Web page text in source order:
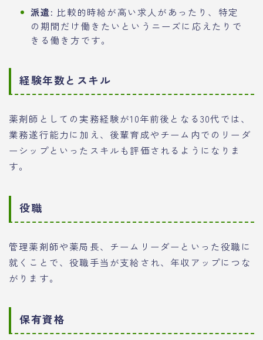
派遣: 比較的時給が高い求人があったり、特定
の期間だけ働きたいというニーズに応えたりで
きる働き方です。
経験年数とスキル
薬剤師としての実務経験が10年前後となる30代では、
業務遂行能力に加え、後輩育成やチーム内でのリーダ
ーシップといったスキルも評価されるようになりま
す。
役職
管理薬剤師や薬局長、チームリーダーといった役職に
就くことで、役職手当が支給され、年収アップにつな
がります。
保有資格